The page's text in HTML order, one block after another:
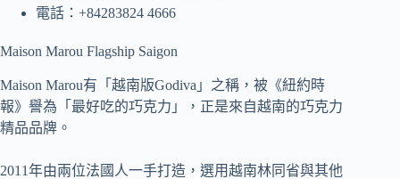
電話：+84283824 4666
Maison Marou Flagship Saigon
Maison Marou有「越南版Godiva」之稱，被《紐約時
報》譽為「最好吃的巧克力」，正是來自越南的巧克力
精品品牌。
2011年由兩位法國人一手打造，選用越南林同省與其他